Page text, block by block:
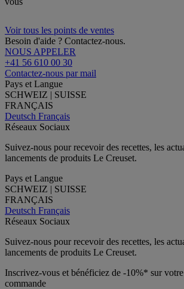
Voir tous les points de ventes
Besoin d'aide ? Contactez-nous.
NOUS APPELER
+41 56 610 00 30
Contactez-nous par mail
Pays et Langue
SCHWEIZ | SUISSE
FRANÇAIS
Deutsch Français
Réseaux Sociaux
Suivez-nous pour recevoir des recettes, les
lancements de produits Le Creuset.
Pays et Langue
SCHWEIZ | SUISSE
FRANÇAIS
Deutsch Français
Réseaux Sociaux
Suivez-nous pour recevoir des recettes, les
lancements de produits Le Creuset.
Inscrivez-vous et bénéficiez de -10%* sur
commande